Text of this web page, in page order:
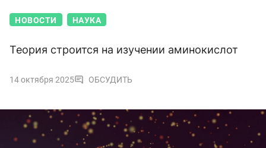
НОВОСТИ НАУКА
Теория строится на изучении аминокислот
14 октября 2025 ОБСУДИТЬ